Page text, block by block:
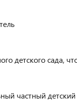
детского сада,
частный детский